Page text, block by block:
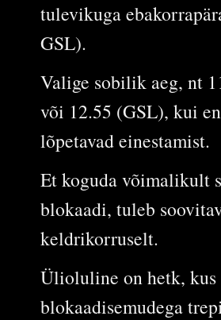
tulevikuga
GSL).
Valige sobilik aeg, nt
või 12.55 (GSL), kui
lõpetavad einestamist.
Et koguda võimalikult
blokaadi, tuleb
keldrikorruselt.
Ülioluline on hetk, kus
blokaadisemudega